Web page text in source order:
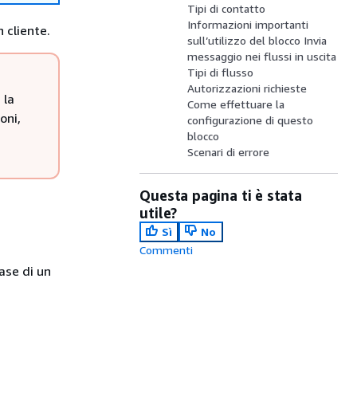
cliente.
la
di un
Tipi di contatto
Informazioni importanti
sull’utilizzo del blocco Invia
messaggio nei flussi in uscita
Tipi di flusso
Autorizzazioni richieste
Come effettuare la
configurazione di questo
blocco
Scenari di errore
Questa pagina ti è stata
utile?
Sì
No
Commenti